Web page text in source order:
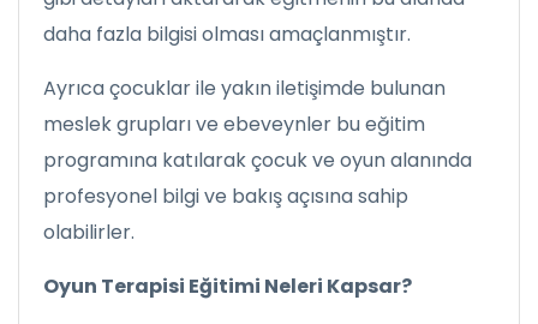
daha fazla bilgisi olması amaçlanmıştır.
Ayrıca çocuklar ile yakın iletişimde bulunan
meslek grupları ve ebeveynler bu eğitim
programına katılarak çocuk ve oyun alanında
profesyonel bilgi ve bakış açısına sahip
olabilirler.
Oyun Terapisi Eğitimi Neleri Kapsar?